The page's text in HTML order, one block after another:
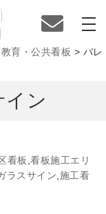
教育・公共看板 > バレ
イン
看板 ,看板施工エリ
ラスサイン 施工看